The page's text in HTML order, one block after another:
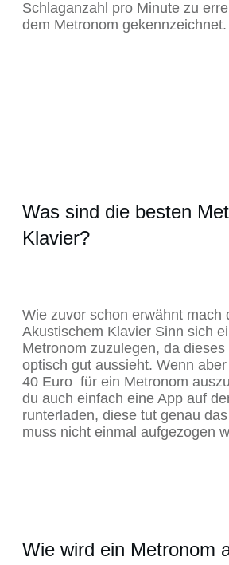
Schlaganzahl pro Minute zu
dem Metronom gekennzeichnet.
Was sind die besten
Klavier?
Wie zuvor schon erwähnt mach
Akustischem Klavier Sinn sich
Metronom zuzulegen, da
optisch gut aussieht. Wenn
40 Euro für ein Metronom
du auch einfach eine App auf
runterladen, diese tut genau
muss nicht einmal aufgezogen
Wie wird ein Metronom